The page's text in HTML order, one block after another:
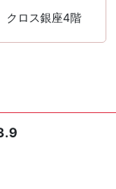
ロス銀座4階